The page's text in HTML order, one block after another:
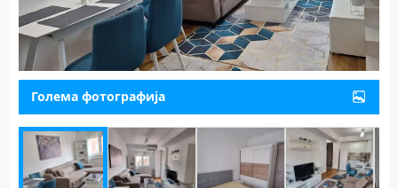
Голема фотографија